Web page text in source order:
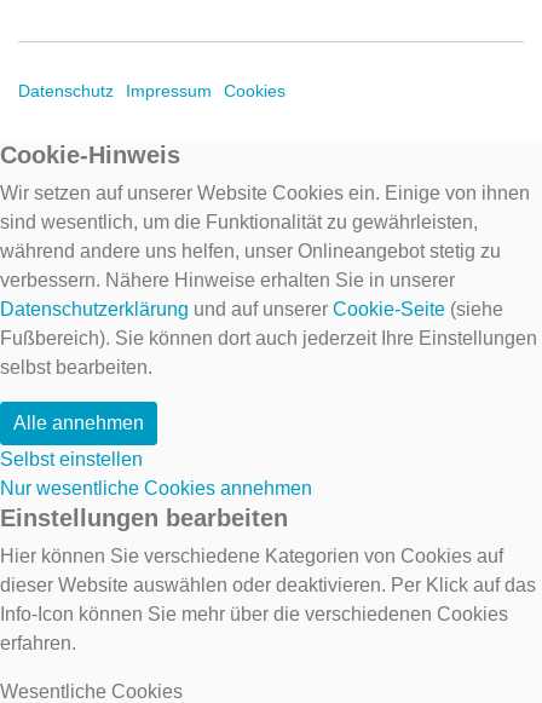
Datenschutz Impressum Cookies
Cookie-Hinweis
Wir setzen auf unserer Website Cookies ein. Einige von ihnen
sind wesentlich, um die Funktionalität zu gewährleisten,
während andere uns helfen, unser Onlineangebot stetig zu
verbessern. Nähere Hinweise erhalten Sie in unserer
Datenschutzerklärung und auf unserer Cookie-Seite (siehe
Fußbereich). Sie können dort auch jederzeit Ihre Einstellungen
selbst bearbeiten.
Alle annehmen
Selbst einstellen
Nur wesentliche Cookies annehmen
Einstellungen bearbeiten
Hier können Sie verschiedene Kategorien von Cookies auf
dieser Website auswählen oder deaktivieren. Per Klick auf das
Info-Icon können Sie mehr über die verschiedenen Cookies
erfahren.
Wesentliche Cookies